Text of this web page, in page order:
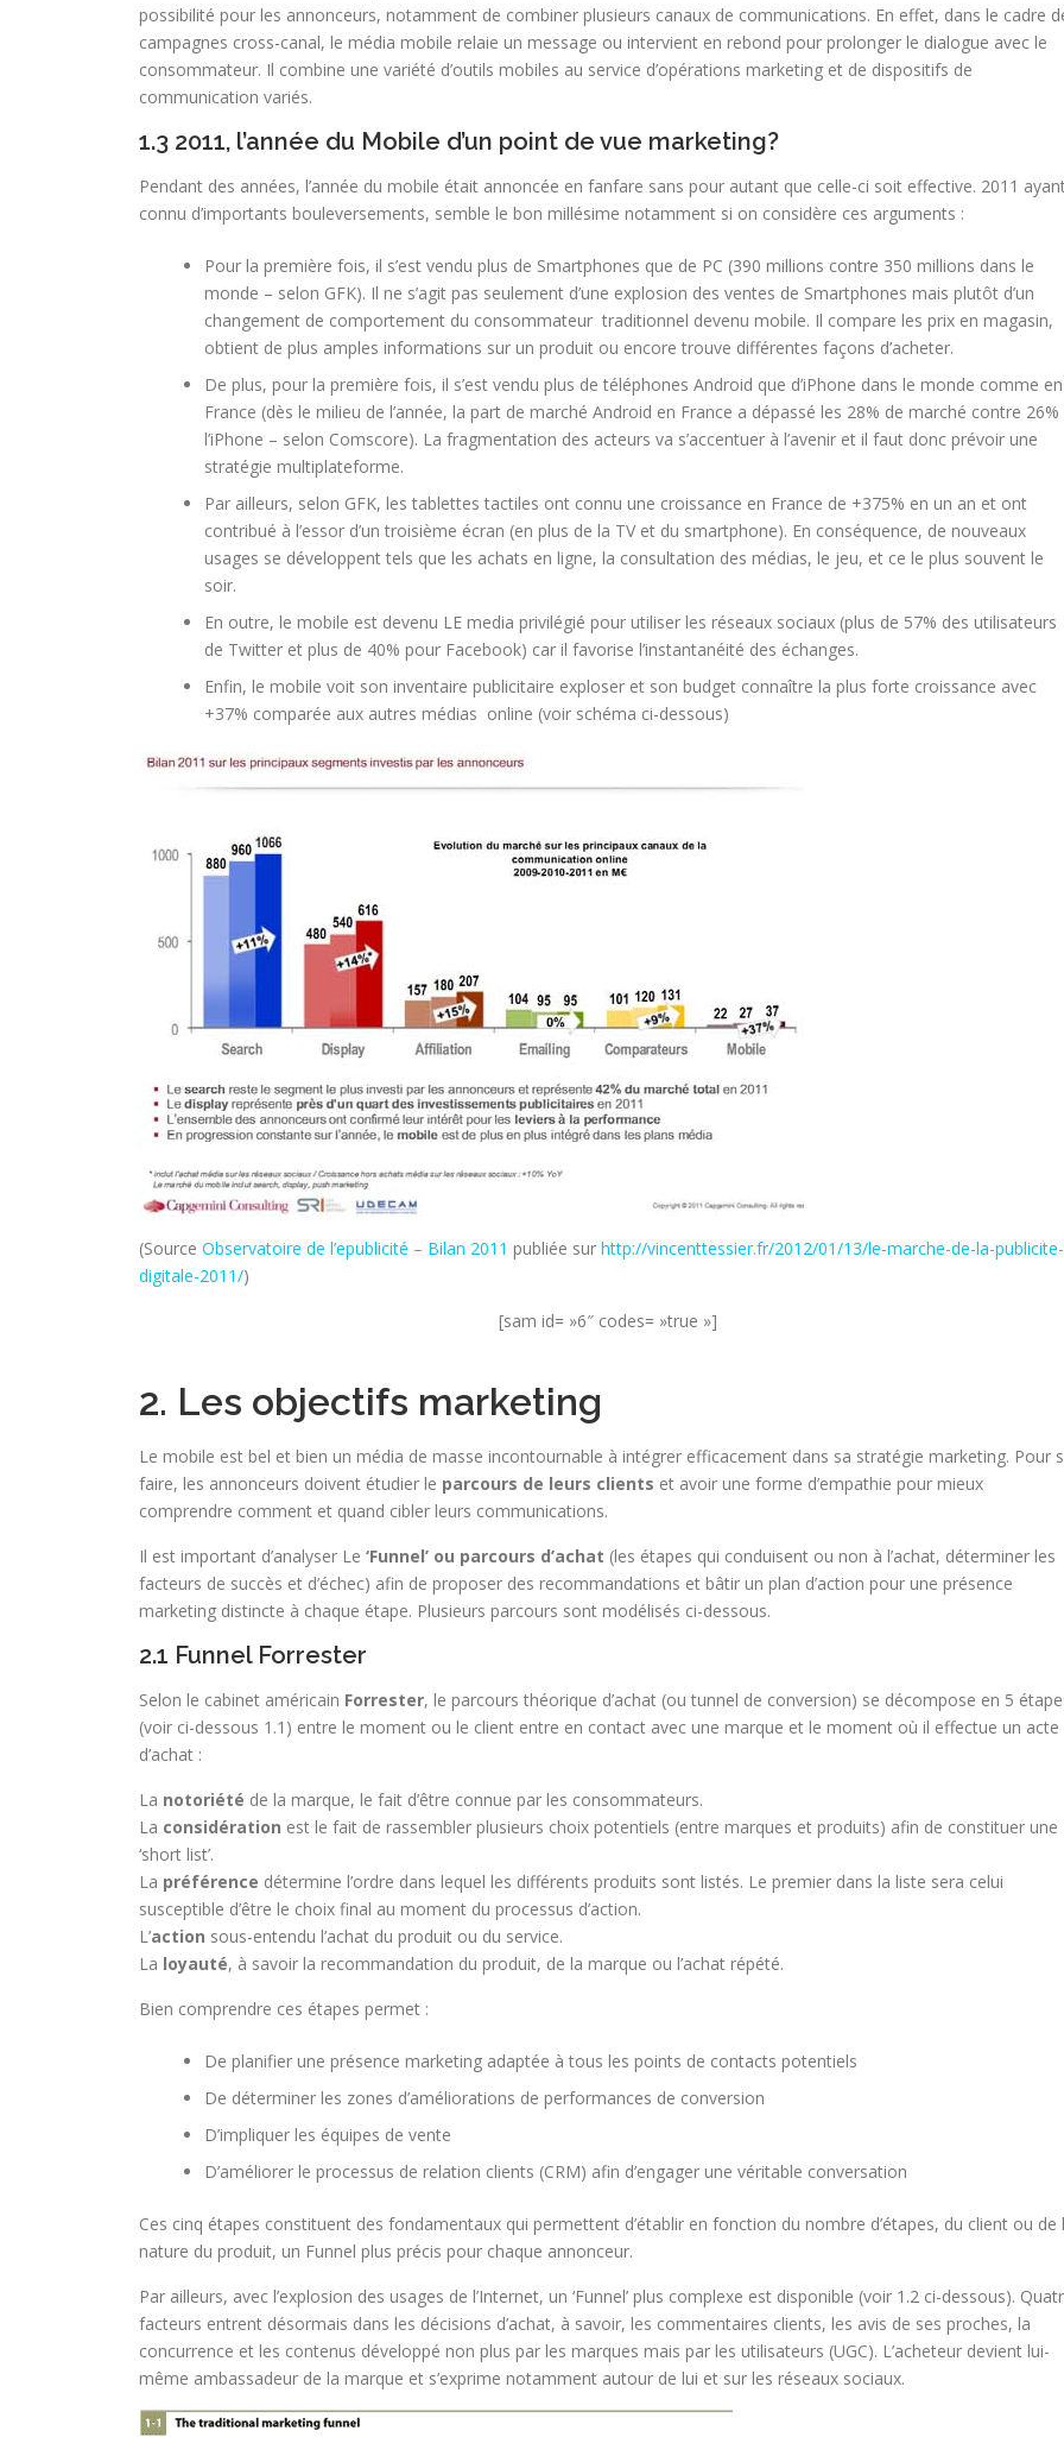
possibilité pour les annonceurs, notamment de combiner plusieurs canaux de communications. En effet, dans le cadre
campagnes cross-canal, le média mobile relaie un message ou intervient en rebond pour prolonger le dialogue avec le
consommateur. Il combine une variété d’outils mobiles au service d’opérations marketing et de dispositifs de
communication variés.
1.3 2011, l’année du Mobile d’un point de vue marketing?
Pendant des années, l’année du mobile était annoncée en fanfare sans pour autant que celle-ci soit effective. 2011
connu d’importants bouleversements, semble le bon millésime notamment si on considère ces arguments :
Pour la première fois, il s’est vendu plus de Smartphones que de PC (390 millions contre 350 millions dans le
monde – selon GFK). Il ne s’agit pas seulement d’une explosion des ventes de Smartphones mais plutôt d’un
changement de comportement du consommateur traditionnel devenu mobile. Il compare les prix en magasin,
obtient de plus amples informations sur un produit ou encore trouve différentes façons d’acheter.
De plus, pour la première fois, il s’est vendu plus de téléphones Android que d’iPhone dans le monde comme en
France (dès le milieu de l’année, la part de marché Android en France a dépassé les 28% de marché contre 26%
l’iPhone – selon Comscore). La fragmentation des acteurs va s’accentuer à l’avenir et il faut donc prévoir une
stratégie multiplateforme.
Par ailleurs, selon GFK, les tablettes tactiles ont connu une croissance en France de +375% en un an et ont
contribué à l’essor d’un troisième écran (en plus de la TV et du smartphone). En conséquence, de nouveaux
usages se développent tels que les achats en ligne, la consultation des médias, le jeu, et ce le plus souvent le
soir.
En outre, le mobile est devenu LE media privilégié pour utiliser les réseaux sociaux (plus de 57% des utilisateurs
de Twitter et plus de 40% pour Facebook) car il favorise l’instantanéité des échanges.
Enfin, le mobile voit son inventaire publicitaire exploser et son budget connaître la plus forte croissance avec
+37% comparée aux autres médias online (voir schéma ci-dessous)
(Source Observatoire de l’epublicité – Bilan 2011 publiée sur http://vincenttessier.fr/2012/01/13/le-marche-de-la-publicite-
digitale-2011/)
[sam id= »6″ codes= »true »]
2. Les objectifs marketing
Le mobile est bel et bien un média de masse incontournable à intégrer efficacement dans sa stratégie marketing. Pour
faire, les annonceurs doivent étudier le parcours de leurs clients et avoir une forme d’empathie pour mieux
comprendre comment et quand cibler leurs communications.
Il est important d’analyser Le ‘Funnel’ ou parcours d’achat (les étapes qui conduisent ou non à l’achat, déterminer les
facteurs de succès et d’échec) afin de proposer des recommandations et bâtir un plan d’action pour une présence
marketing distincte à chaque étape. Plusieurs parcours sont modélisés ci-dessous.
2.1 Funnel Forrester
Selon le cabinet américain Forrester, le parcours théorique d’achat (ou tunnel de conversion) se décompose en 5
(voir ci-dessous 1.1) entre le moment ou le client entre en contact avec une marque et le moment où il effectue un acte
d’achat :
La notoriété de la marque, le fait d’être connue par les consommateurs.
La considération est le fait de rassembler plusieurs choix potentiels (entre marques et produits) afin de constituer une
‘short list’.
La préférence détermine l’ordre dans lequel les différents produits sont listés. Le premier dans la liste sera celui
susceptible d’être le choix final au moment du processus d’action.
L’action sous-entendu l’achat du produit ou du service.
La loyauté, à savoir la recommandation du produit, de la marque ou l’achat répété.
Bien comprendre ces étapes permet :
De planifier une présence marketing adaptée à tous les points de contacts potentiels
De déterminer les zones d’améliorations de performances de conversion
D’impliquer les équipes de vente
D’améliorer le processus de relation clients (CRM) afin d’engager une véritable conversation
Ces cinq étapes constituent des fondamentaux qui permettent d’établir en fonction du nombre d’étapes, du client ou de
nature du produit, un Funnel plus précis pour chaque annonceur.
Par ailleurs, avec l’explosion des usages de l’Internet, un ‘Funnel’ plus complexe est disponible (voir 1.2 ci-dessous).
facteurs entrent désormais dans les décisions d’achat, à savoir, les commentaires clients, les avis de ses proches, la
concurrence et les contenus développé non plus par les marques mais par les utilisateurs (UGC). L’acheteur devient lui-
même ambassadeur de la marque et s’exprime notamment autour de lui et sur les réseaux sociaux.